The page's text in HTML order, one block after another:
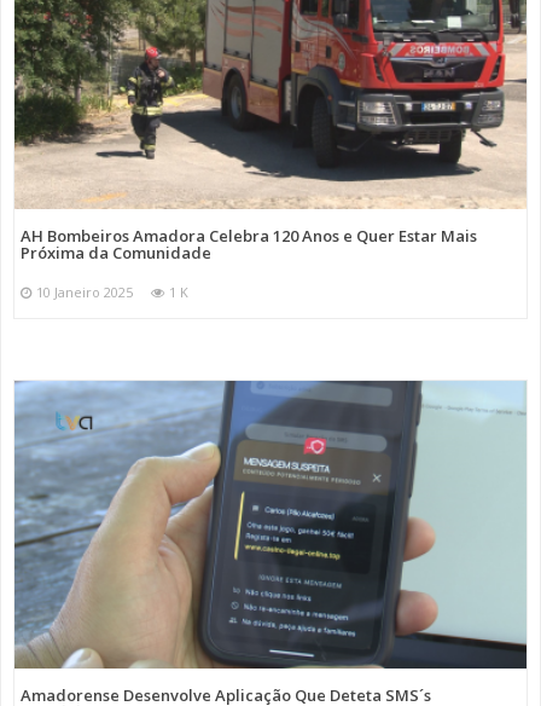
AH Bombeiros Amadora Celebra 120 Anos e Quer Estar Mais
Próxima da Comunidade
10 Janeiro 2025 1 K
Amadorense Desenvolve Aplicação Que Deteta SMS´s